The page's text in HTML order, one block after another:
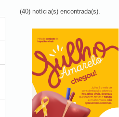
(40) notícia(s) encontrada(s).